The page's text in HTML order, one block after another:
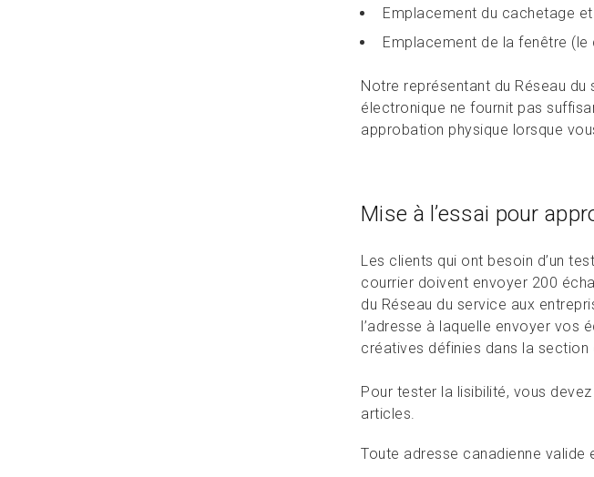
Emplacement du cachetage
Emplacement de la fenêtre
Notre représentant du Réseau du
électronique ne fournit pas
approbation physique lorsque
Mise à l’essai pour
Les clients qui ont besoin d’un
courrier doivent envoyer 200
du Réseau du service aux
l’adresse à laquelle envoyer
créatives définies dans la
Pour tester la lisibilité, vous
articles.
Toute adresse canadienne valide